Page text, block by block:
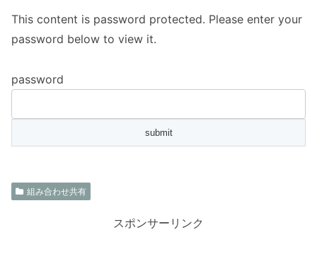
This content is password protected. Please enter your
password below to view it.
password
組み合わせ共有
スポンサーリンク